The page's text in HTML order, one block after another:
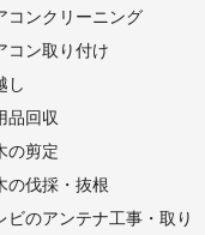
コンクリーニング
コン取り付け
し
品回収
の剪定
の伐採・抜根
ビのアンテナ工事・取り